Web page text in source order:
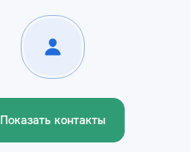
Показать контакты